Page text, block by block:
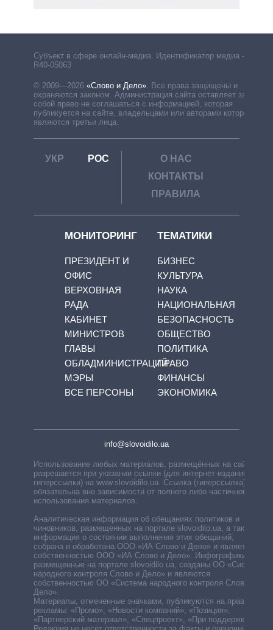
Субъект в сфере онлайн-медиа. Идентификатор медиа –
R40-05063
© 2009—2026 «Слово и Дело». Все права защищены и
охраняются законом. Администрация сайта оставляет за
собой право не соглашаться с информацией, которая
публикуется на сайте, владельцами или авторами которой
являются третьи лица.
УКР РОС
О НАС
КОНТАКТЫ
ПРАВИЛА
МОНИТОРИНГ
ПРЕЗИДЕНТ И
ОФИС
ВЕРХОВНАЯ
РАДА
КАБИНЕТ
МИНИСТРОВ
ГЛАВЫ
ОБЛАДМИНИСТРАЦИЙ
МЭРЫ
ВСЕ ПЕРСОНЫ
ТЕМАТИКИ
БИЗНЕС
КУЛЬТУРА
НАУКА
НАЦИОНАЛЬНАЯ
БЕЗОПАСНОСТЬ
ОБЩЕСТВО
ПОЛИТИКА
ПРАВО
ФИНАНСЫ
ЭКОНОМИКА
info@slovoidilo.ua
Использование любых материалов, размещённых на сайте,
разрешается при указании ссылки (для интернет-изданий —
гиперссылки) на www.slovoidilo.ua. Ссылка (гиперссылка)
обязательна вне зависимости от полного либо частичного
использования материалов.
Аналитическая информация об обещаниях политиков и
чиновников, размещенных на портале slovoidilo.ua, а также
информация о состоянии выполнения этих обещаний,
собрана и обработана ООО «ИА Слово и Дело» и является
собственностью ООО «ИА Слово и Дело». Инфографики,
размещенные на портале slovoidilo.ua, созданы ОО «Система
народного контроля Слово и Дело» и являются
собственностью ОО «Система народного контроля Слово и
Дело».
Материалы, отмеченные значками, публикуются на правах
рекламы: «Промо», «Новости компаний», «Позиция»,
«Партнерский материал», «Спецпроект», «При поддержке».